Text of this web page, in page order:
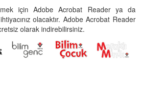
için Adobe Acrobat Reader ya da
olacaktır. Adobe Acrobat Reader
olarak indirebilirsiniz.